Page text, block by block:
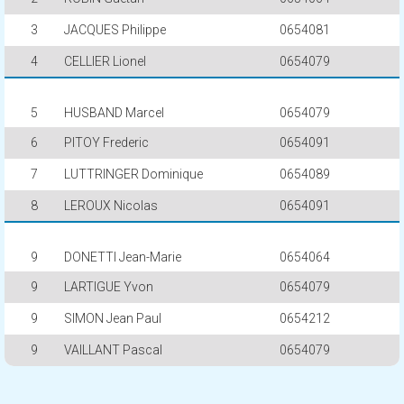
3 JACQUES Philippe 0654081
4 CELLIER Lionel 0654079
5 HUSBAND Marcel 0654079
6 PITOY Frederic 0654091
7 LUTTRINGER Dominique 0654089
8 LEROUX Nicolas 0654091
9 DONETTI Jean-Marie 0654064
9 LARTIGUE Yvon 0654079
9 SIMON Jean Paul 0654212
9 VAILLANT Pascal 0654079